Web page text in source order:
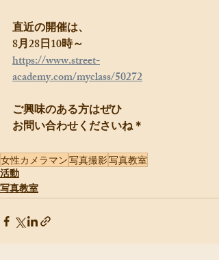
直近の開催は、
8月28日10時～
https://www.street-
academy.com/myclass/50272
ご興味のある方はぜひ
お問い合わせくださいね＊
女性カメラマン写真撮影写真教室
活動
写真教室